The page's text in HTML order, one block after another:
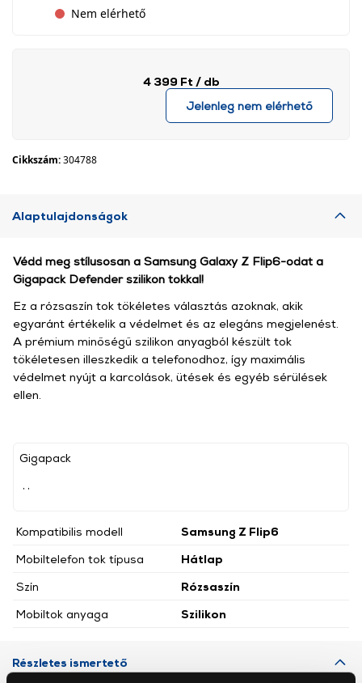
Nem elérhető
4 399 Ft / db
Jelenleg nem elérhető
Cikkszám:304788
Alaptulajdonságok
Gigapack
Kompatibilis modell
Samsung Z Flip6
Mobiltelefon tok típusa
Hátlap
Szín
Rózsaszín
Mobiltok anyaga
Szilikon
Védd meg stílusosan a Samsung Galaxy Z Flip6-odat a
Gigapack Defender szilikon tokkal!
Ez a rózsaszín tok tökéletes választás azoknak, akik
egyaránt értékelik a védelmet és az elegáns megjelenést.
A prémium minőségű szilikon anyagból készült tok
tökéletesen illeszkedik a telefonodhoz, így maximális
védelmet nyújt a karcolások, ütések és egyéb sérülések
ellen.
Részletes ismertető